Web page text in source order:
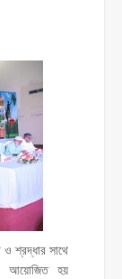
শ্রদ্ধার সাথে
আয়োজিত হয়